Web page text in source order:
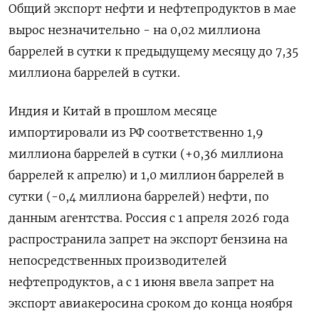
Общий экспорт нефти и нефтепродуктов в мае
вырос незначительно - на 0,02 миллиона
баррелей в ​сутки к предыдущему месяцу до ⁠7,35
миллиона баррелей в сутки.
Индия и Китай в прошлом месяце
импортировали из РФ соответственно 1,9
миллиона баррелей в ‌сутки (+0,36 миллиона
баррелей к апрелю) и 1,0 миллион баррелей в
сутки (-0,4 миллиона баррелей) нефти, ‌по
данным агентства. Россия с 1 апреля 2026 года
распространила запрет на экспорт бензина на ​
непосредственных производителей
нефтепродуктов, а с 1 июня ввела запрет на
‌экспорт авиакеросина сроком до конца ноября